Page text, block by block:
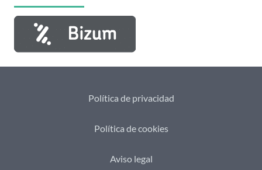
Política de privacidad
Política de cookies
Aviso legal